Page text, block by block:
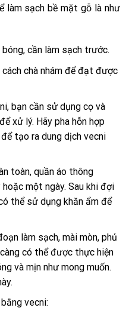
làm sạch bề mặt gỗ là như
cần làm sạch trước.
chà nhám để đạt được
bạn cần sử dụng cọ và
xử lý. Hãy pha hỗn hợp
tạo ra dung dịch vecni
toàn, quần áo thông
một ngày. Sau khi đợi
thể sử dụng khăn ẩm để
làm sạch, mài mòn, phủ
có thể được thực hiện
và mịn như mong muốn.
vecni: